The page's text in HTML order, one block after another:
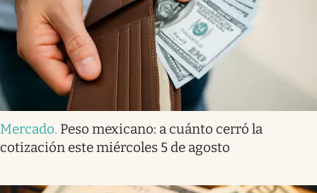
Mercado. Peso mexicano: a cuánto cerró la
cotización este miércoles 5 de agosto